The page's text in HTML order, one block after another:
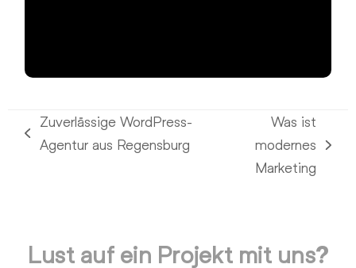
vorheriger
Zuverlässige WordPress-
Agentur aus Regensburg
Nächster
Beitrag:
Was ist
modernes
Marketing
Lust auf ein Projekt mit uns?